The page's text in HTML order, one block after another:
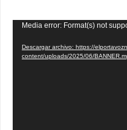
Reproductor
vídeo
Media error: Format(s) not
Descargar archivo: https://
content/uploads/2025/06/